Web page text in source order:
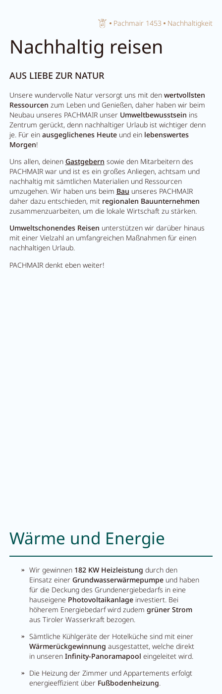
HomePachmair 1453 Nachhaltigkeit
Nachhaltig reisen
AUS LIEBE ZUR NATUR
Unsere wundervolle Natur versorgt uns mit den wertvollsten
Ressourcen zum Leben und Genießen, daher haben wir beim
Neubau unseres PACHMAIR unser Umweltbewusstsein ins
Zentrum gerückt, denn nachhaltiger Urlaub ist wichtiger denn
je. Für ein ausgeglichenes Heuteund ein lebenswertes
Morgen!
Uns allen, deinen Gastgebern sowie den Mitarbeitern des
PACHMAIR war und ist es ein großes Anliegen, achtsam und
nachhaltig mit sämtlichen Materialien und Ressourcen
umzugehen. Wir haben uns beim Bau unseres PACHMAIR
daher dazu entschieden, mit regionalen Bauunternehmen
zusammenzuarbeiten, um die lokale Wirtschaft zu stärken.
Umweltschonendes Reisen unterstützen wir darüber hinaus
mit einer Vielzahl an umfangreichen Maßnahmen für einen
nachhaltigen Urlaub.
PACHMAIR denkt eben weiter!
Wärme und Energie
Wir gewinnen 182 KW Heizleistung durch den
Einsatz einerGrundwasserwärmepumpe und haben
für die Deckung des Grundenergiebedarfs in eine
hauseigene Photovoltaikanlage investiert. Bei
höherem Energiebedarf wird zudemgrüner Strom
aus Tiroler Wasserkraft bezogen.
Sämtliche Kühlgeräte der Hotelküche sind mit einer
Wärmerückgewinnung ausgestattet, welche direkt
in unserenInfinity-Panoramapool eingeleitet wird.
Die Heizung der Zimmer und Appartements erfolgt
energieeffizient über Fußbodenheizung.